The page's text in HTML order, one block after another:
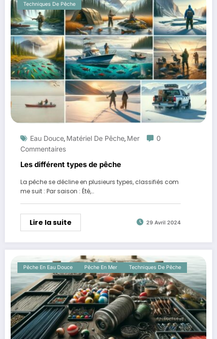
Techniques De Pêche
Eau Douce, Matériel De Pêche, Mer
0
Commentaires
Les différent types de pêche
La pêche se décline en plusieurs types, classifiés com
me suit : Par saison : Été,…
Lire la suite 29 Avril 2024
Pêche En Eau Douce Pêche En Mer Techniques De Pêche